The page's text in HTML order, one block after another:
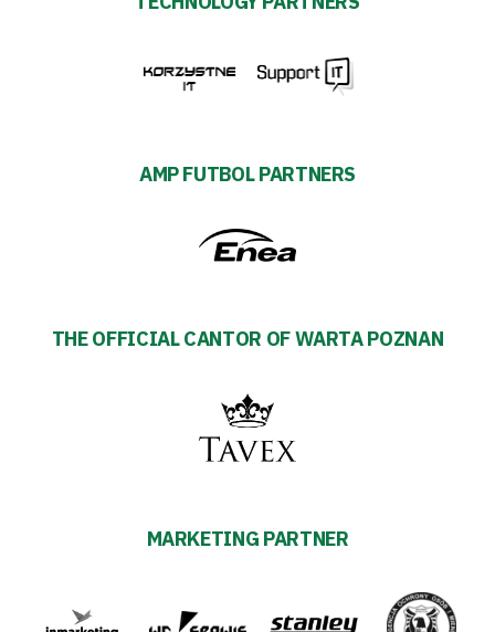
AMP FUTBOL PARTNERS
THE OFFICIAL CANTOR OF WARTA POZNAN
MARKETING PARTNER